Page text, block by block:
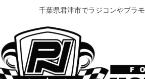
千葉県君津市でラジコンやプラ